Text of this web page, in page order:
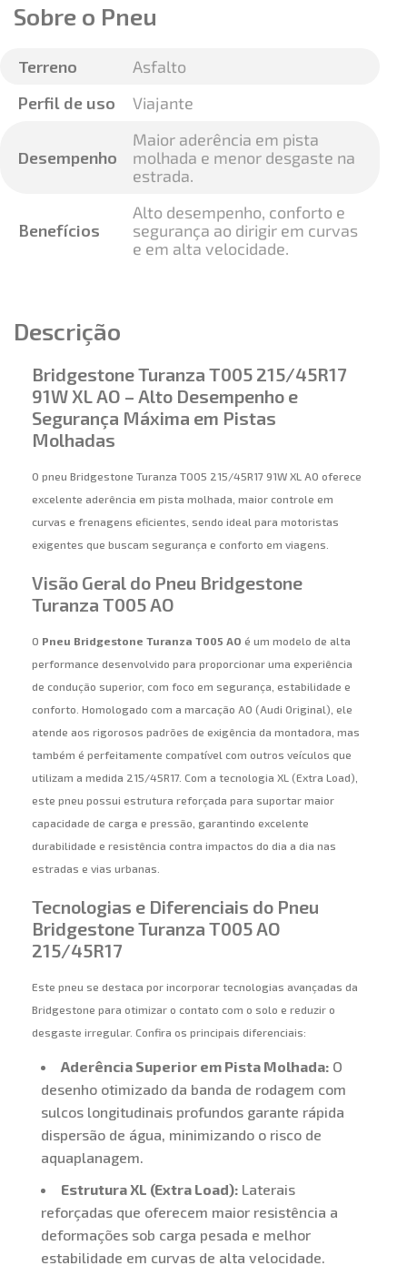
Sobre o Pneu
Terreno
Asfalto
Perfil de uso
Viajante
Desempenho
Maior aderência em pista
molhada e menor desgaste na
estrada.
Benefícios
Alto desempenho, conforto e
segurança ao dirigir em curvas
e em alta velocidade.
Descrição
Bridgestone Turanza T005 215/45R17
91W XL AO – Alto Desempenho e
Segurança Máxima em Pistas
Molhadas
O pneu Bridgestone Turanza T005 215/45R17 91W XL AO oferece
excelente aderência em pista molhada, maior controle em
curvas e frenagens eficientes, sendo ideal para motoristas
exigentes que buscam segurança e conforto em viagens.
Visão Geral do Pneu Bridgestone
Turanza T005 AO
O Pneu Bridgestone Turanza T005 AO é um modelo de alta
performance desenvolvido para proporcionar uma experiência
de condução superior, com foco em segurança, estabilidade e
conforto. Homologado com a marcação AO (Audi Original), ele
atende aos rigorosos padrões de exigência da montadora, mas
também é perfeitamente compatível com outros veículos que
utilizam a medida 215/45R17. Com a tecnologia XL (Extra Load),
este pneu possui estrutura reforçada para suportar maior
capacidade de carga e pressão, garantindo excelente
durabilidade e resistência contra impactos do dia a dia nas
estradas e vias urbanas.
Tecnologias e Diferenciais do Pneu
Bridgestone Turanza T005 AO
215/45R17
Este pneu se destaca por incorporar tecnologias avançadas da
Bridgestone para otimizar o contato com o solo e reduzir o
desgaste irregular. Confira os principais diferenciais:
Aderência Superior em Pista Molhada: O
desenho otimizado da banda de rodagem com
sulcos longitudinais profundos garante rápida
dispersão de água, minimizando o risco de
aquaplanagem.
Estrutura XL (Extra Load): Laterais
reforçadas que oferecem maior resistência a
deformações sob carga pesada e melhor
estabilidade em curvas de alta velocidade.